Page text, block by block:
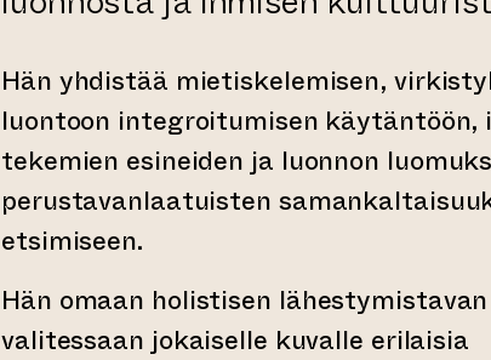
Hän yhdistää mietiskelemisen,
luontoon integroitumisen käytäntöön,
tekemien esineiden ja luonnon
perustavanlaatuisten
etsimiseen.
Hän omaan holistisen lähestymistavan
valitessaan jokaiselle kuvalle erilaisia